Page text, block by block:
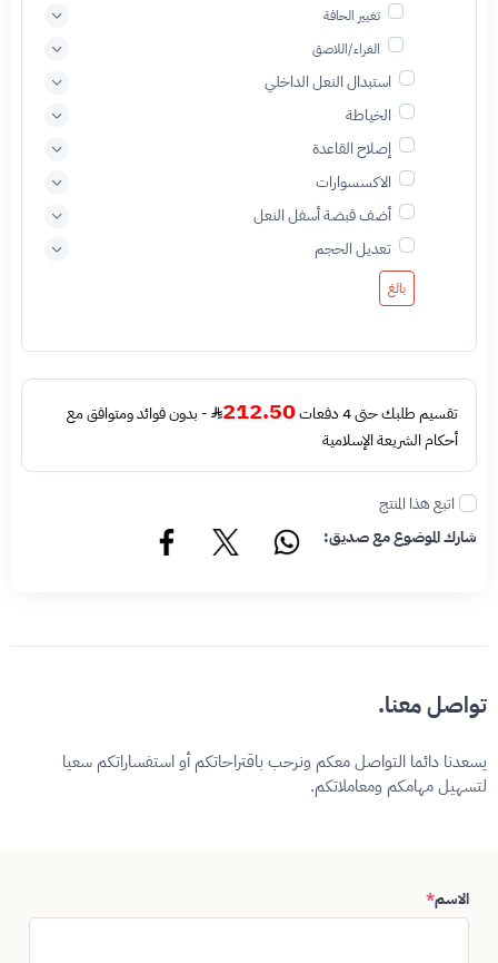
تغيير الحافة
الغراء/اللاصق
استبدال النعل الداخلي
الخياطة
إصلاح القاعدة
الاكسسوارات
أضف قبضة أسفل النعل
تعديل الحجم
بالغ
تقسيم طلبك حتى 4 دفعات 212.50
- بدون فوائد ومتوافق مع
أحكام الشريعة الإسلامية
اتبع هذا المنتج
شارك الموضوع مع صديق:
تواصل معنا.
يسعدنا دائما التواصل معكم ونرحب باقتراحاتكم أو استفساراتكم سعيا
لتسهيل مهامكم ومعاملاتكم.
الاسم*